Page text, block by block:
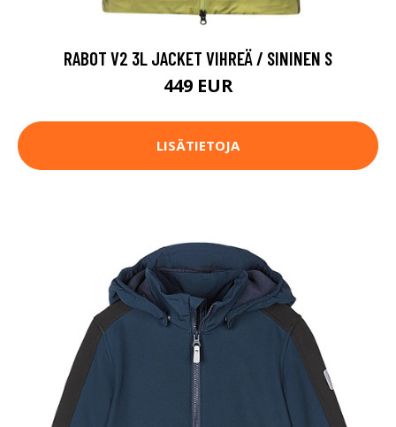
RABOT V2 3L JACKET VIHREÄ / SININEN S
449 EUR
LISÄTIETOJA